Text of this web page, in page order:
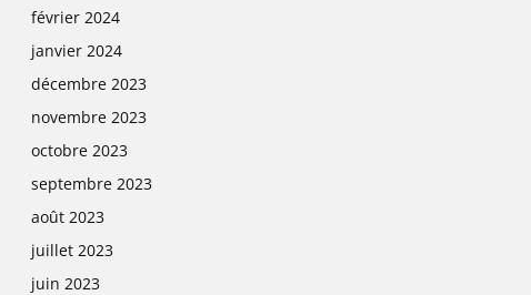
février 2024
janvier 2024
décembre 2023
novembre 2023
octobre 2023
septembre 2023
août 2023
juillet 2023
juin 2023